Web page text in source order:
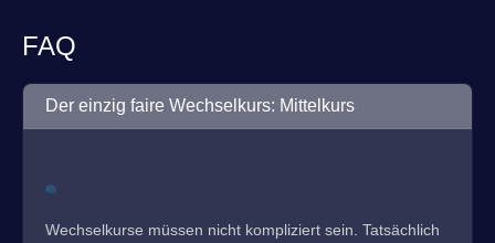
FAQ
Der einzig faire Wechselkurs: Mittelkurs
Wechselkurse müssen nicht kompliziert sein. Tatsächlich